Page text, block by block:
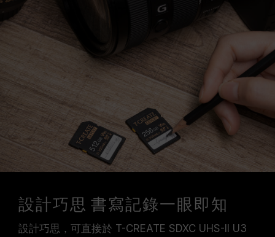
設計巧思 書寫記錄一眼即知
設計巧思，可直接於 T-CREATE SDXC UHS-II U3